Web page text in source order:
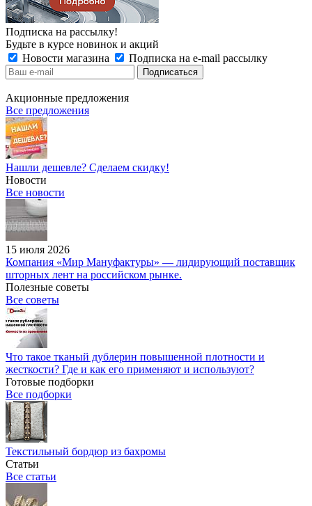
Подписка на рассылку!
Будьте в курсе новинок и акций
Новости магазина
Подписка на e-mail рассылку
Акционные предложения
Все предложения
Нашли дешевле? Сделаем скидку!
Новости
Все новости
15 июля 2026
Компания «Мир Мануфактуры» — лидирующий поставщик
шторных лент на российском рынке.
Полезные советы
Все советы
Что такое тканый дублерин повышенной плотности и
жесткости? Где и как его применяют и используют?
Готовые подборки
Все подборки
Текстильный бордюр из бахромы
Статьи
Все статьи